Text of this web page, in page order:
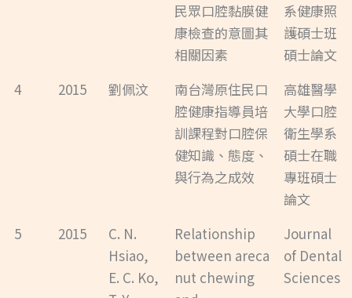
民眾口腔黏膜健
康檢查的意圖其
相關因素
系健康照
護碩士班
碩士論文
4
2015 劉佩汶
南台灣原住民口
腔健康指導員培
訓課程對口腔保
健知識、態度、
與行為之成效
高雄醫學
大學口腔
衛生學系
碩士在職
專班碩士
論文
5
2015
C. N.
Hsiao,
E. C. Ko,
Relationship
between areca
nut chewing
Journal
of Dental
Sciences